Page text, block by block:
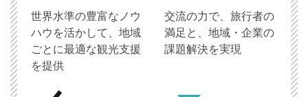
世界水準の豊富なノウ
ハウを活かして、地域
ごとに最適な観光支援
を提供
交流の力で、旅行者の
満足と、地域・企業の
課題解決を実現